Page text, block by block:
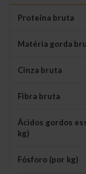
Proteína bruta
Matéria gorda
Cinza bruta
Fibra bruta
Ácidos gordos
kg)
Fósforo (por kg)